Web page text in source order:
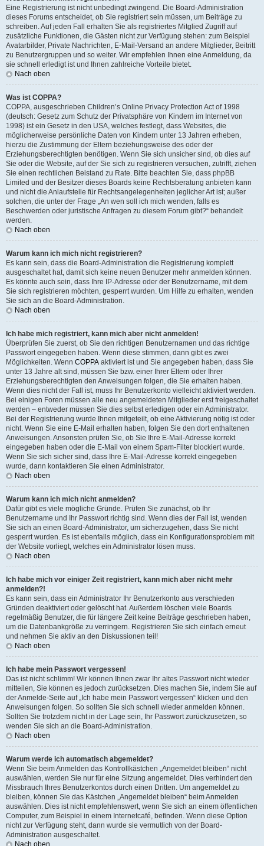
Eine Registrierung ist nicht unbedingt zwingend. Die Board-Administration
dieses Forums entscheidet, ob Sie registriert sein müssen, um Beiträge zu
schreiben. Auf jeden Fall erhalten Sie als registriertes Mitglied Zugriff auf
zusätzliche Funktionen, die Gästen nicht zur Verfügung stehen: zum Beispiel
Avatarbilder, Private Nachrichten, E-Mail-Versand an andere Mitglieder, Beitritt
zu Benutzergruppen und so weiter. Wir empfehlen Ihnen eine Anmeldung, da
sie schnell erledigt ist und Ihnen zahlreiche Vorteile bietet.
Nach oben
Was ist COPPA?
COPPA, ausgeschrieben Children’s Online Privacy Protection Act of 1998
(deutsch: Gesetz zum Schutz der Privatsphäre von Kindern im Internet von
1998) ist ein Gesetz in den USA, welches festlegt, dass Websites, die
möglicherweise persönliche Daten von Kindern unter 13 Jahren erheben,
hierzu die Zustimmung der Eltern beziehungsweise des oder der
Erziehungsberechtigten benötigen. Wenn Sie sich unsicher sind, ob dies auf
Sie oder die Website, auf der Sie sich zu registrieren versuchen, zutrifft, ziehen
Sie einen rechtlichen Beistand zu Rate. Bitte beachten Sie, dass phpBB
Limited und der Besitzer dieses Boards keine Rechtsberatung anbieten kann
und nicht die Anlaufstelle für Rechtsangelegenheiten jeglicher Art ist; außer
solchen, die unter der Frage „An wen soll ich mich wenden, falls es
Beschwerden oder juristische Anfragen zu diesem Forum gibt?“ behandelt
werden.
Nach oben
Warum kann ich mich nicht registrieren?
Es kann sein, dass die Board-Administration die Registrierung komplett
ausgeschaltet hat, damit sich keine neuen Benutzer mehr anmelden können.
Es könnte auch sein, dass Ihre IP-Adresse oder der Benutzername, mit dem
Sie sich registrieren möchten, gesperrt wurden. Um Hilfe zu erhalten, wenden
Sie sich an die Board-Administration.
Nach oben
Ich habe mich registriert, kann mich aber nicht anmelden!
Überprüfen Sie zuerst, ob Sie den richtigen Benutzernamen und das richtige
Passwort eingegeben haben. Wenn diese stimmen, dann gibt es zwei
Möglichkeiten. Wenn COPPA aktiviert ist und Sie angegeben haben, dass Sie
unter 13 Jahre alt sind, müssen Sie bzw. einer Ihrer Eltern oder Ihrer
Erziehungsberechtigten den Anweisungen folgen, die Sie erhalten haben.
Wenn dies nicht der Fall ist, muss Ihr Benutzerkonto vielleicht aktiviert werden.
Bei einigen Foren müssen alle neu angemeldeten Mitglieder erst freigeschaltet
werden – entweder müssen Sie dies selbst erledigen oder ein Administrator.
Bei der Registrierung wurde Ihnen mitgeteilt, ob eine Aktivierung nötig ist oder
nicht. Wenn Sie eine E-Mail erhalten haben, folgen Sie den dort enthaltenen
Anweisungen. Ansonsten prüfen Sie, ob Sie Ihre E-Mail-Adresse korrekt
eingegeben haben oder die E-Mail von einem Spam-Filter blockiert wurde.
Wenn Sie sich sicher sind, dass Ihre E-Mail-Adresse korrekt eingegeben
wurde, dann kontaktieren Sie einen Administrator.
Nach oben
Warum kann ich mich nicht anmelden?
Dafür gibt es viele mögliche Gründe. Prüfen Sie zunächst, ob Ihr
Benutzername und Ihr Passwort richtig sind. Wenn dies der Fall ist, wenden
Sie sich an einen Board-Administrator, um sicherzugehen, dass Sie nicht
gesperrt wurden. Es ist ebenfalls möglich, dass ein Konfigurationsproblem mit
der Website vorliegt, welches ein Administrator lösen muss.
Nach oben
Ich habe mich vor einiger Zeit registriert, kann mich aber nicht mehr
anmelden?!
Es kann sein, dass ein Administrator Ihr Benutzerkonto aus verschieden
Gründen deaktiviert oder gelöscht hat. Außerdem löschen viele Boards
regelmäßig Benutzer, die für längere Zeit keine Beiträge geschrieben haben,
um die Datenbankgröße zu verringern. Registrieren Sie sich einfach erneut
und nehmen Sie aktiv an den Diskussionen teil!
Nach oben
Ich habe mein Passwort vergessen!
Das ist nicht schlimm! Wir können Ihnen zwar Ihr altes Passwort nicht wieder
mitteilen, Sie können es jedoch zurücksetzen. Dies machen Sie, indem Sie auf
der Anmelde-Seite auf „Ich habe mein Passwort vergessen“ klicken und den
Anweisungen folgen. So sollten Sie sich schnell wieder anmelden können.
Sollten Sie trotzdem nicht in der Lage sein, Ihr Passwort zurückzusetzen, so
wenden Sie sich an die Board-Administration.
Nach oben
Warum werde ich automatisch abgemeldet?
Wenn Sie beim Anmelden das Kontrollkästchen „Angemeldet bleiben“ nicht
auswählen, werden Sie nur für eine Sitzung angemeldet. Dies verhindert den
Missbrauch Ihres Benutzerkontos durch einen Dritten. Um angemeldet zu
bleiben, können Sie das Kästchen „Angemeldet bleiben“ beim Anmelden
auswählen. Dies ist nicht empfehlenswert, wenn Sie sich an einem öffentlichen
Computer, zum Beispiel in einem Internetcafé, befinden. Wenn diese Option
nicht zur Verfügung steht, dann wurde sie vermutlich von der Board-
Administration ausgeschaltet.
Nach oben